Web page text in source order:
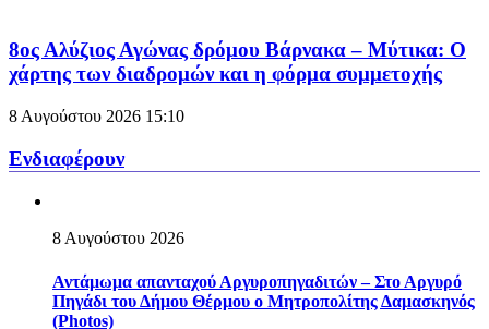
8ος Αλύζιος Αγώνας δρόμου Βάρνακα – Μύτικα: Ο
χάρτης των διαδρομών και η φόρμα συμμετοχής
8 Αυγούστου 2026 15:10
Ενδιαφέρουν
8 Αυγούστου 2026
Αντάμωμα απανταχού Αργυροπηγαδιτών – Στο Αργυρό
Πηγάδι του Δήμου Θέρμου ο Μητροπολίτης Δαμασκηνός
(Photos)